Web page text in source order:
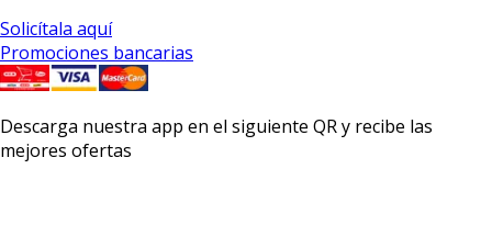
Solicítala aquí
Promociones bancarias
Descarga nuestra app en el siguiente QR y recibe las
mejores ofertas